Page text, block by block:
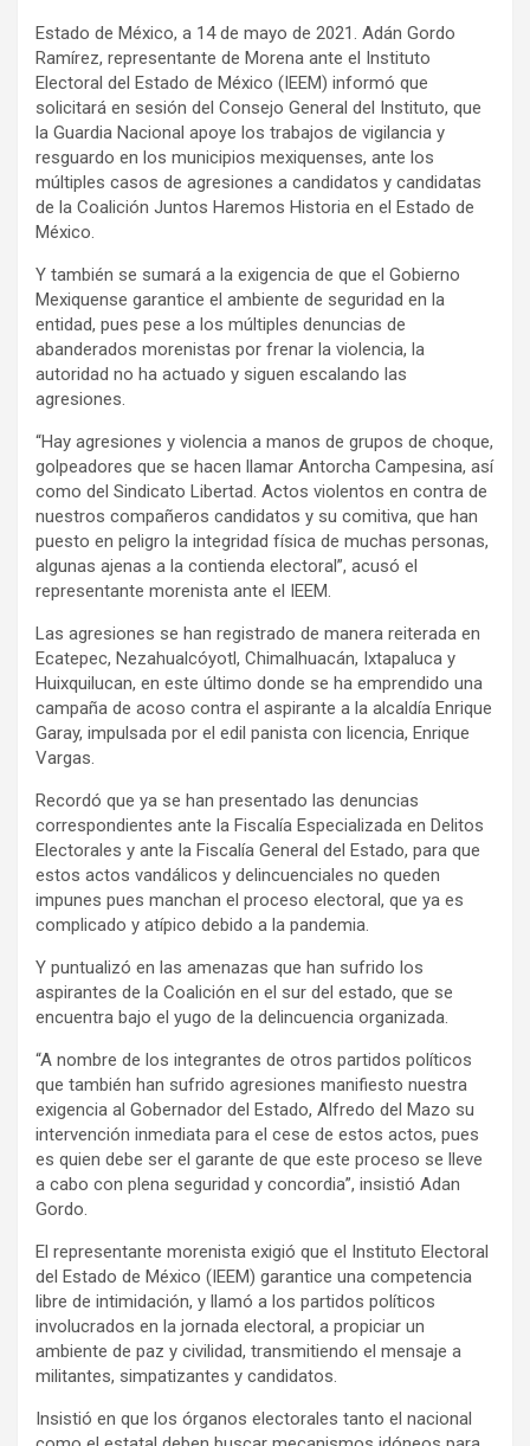
Estado de México, a 14 de mayo de 2021. Adán Gordo
Ramírez, representante de Morena ante el Instituto
Electoral del Estado de México (IEEM) informó que
solicitará en sesión del Consejo General del Instituto, que
la Guardia Nacional apoye los trabajos de vigilancia y
resguardo en los municipios mexiquenses, ante los
múltiples casos de agresiones a candidatos y candidatas
de la Coalición Juntos Haremos Historia en el Estado de
México.
Y también se sumará a la exigencia de que el Gobierno
Mexiquense garantice el ambiente de seguridad en la
entidad, pues pese a los múltiples denuncias de
abanderados morenistas por frenar la violencia, la
autoridad no ha actuado y siguen escalando las
agresiones.
“Hay agresiones y violencia a manos de grupos de choque,
golpeadores que se hacen llamar Antorcha Campesina, así
como del Sindicato Libertad. Actos violentos en contra de
nuestros compañeros candidatos y su comitiva, que han
puesto en peligro la integridad física de muchas personas,
algunas ajenas a la contienda electoral”, acusó el
representante morenista ante el IEEM.
Las agresiones se han registrado de manera reiterada en
Ecatepec, Nezahualcóyotl, Chimalhuacán, Ixtapaluca y
Huixquilucan, en este último donde se ha emprendido una
campaña de acoso contra el aspirante a la alcaldía Enrique
Garay, impulsada por el edil panista con licencia, Enrique
Vargas.
Recordó que ya se han presentado las denuncias
correspondientes ante la Fiscalía Especializada en Delitos
Electorales y ante la Fiscalía General del Estado, para que
estos actos vandálicos y delincuenciales no queden
impunes pues manchan el proceso electoral, que ya es
complicado y atípico debido a la pandemia.
Y puntualizó en las amenazas que han sufrido los
aspirantes de la Coalición en el sur del estado, que se
encuentra bajo el yugo de la delincuencia organizada.
“A nombre de los integrantes de otros partidos políticos
que también han sufrido agresiones manifiesto nuestra
exigencia al Gobernador del Estado, Alfredo del Mazo su
intervención inmediata para el cese de estos actos, pues
es quien debe ser el garante de que este proceso se lleve
a cabo con plena seguridad y concordia”, insistió Adan
Gordo.
El representante morenista exigió que el Instituto Electoral
del Estado de México (IEEM) garantice una competencia
libre de intimidación, y llamó a los partidos políticos
involucrados en la jornada electoral, a propiciar un
ambiente de paz y civilidad, transmitiendo el mensaje a
militantes, simpatizantes y candidatos.
Insistió en que los órganos electorales tanto el nacional